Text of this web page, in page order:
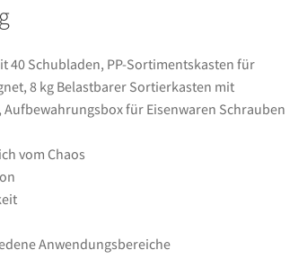
40 Schubladen, PP-Sortimentskasten für
8 kg Belastbarer Sortierkasten mit
für Eisenwaren Schrauben
vom Chaos
Anwendungsbereiche